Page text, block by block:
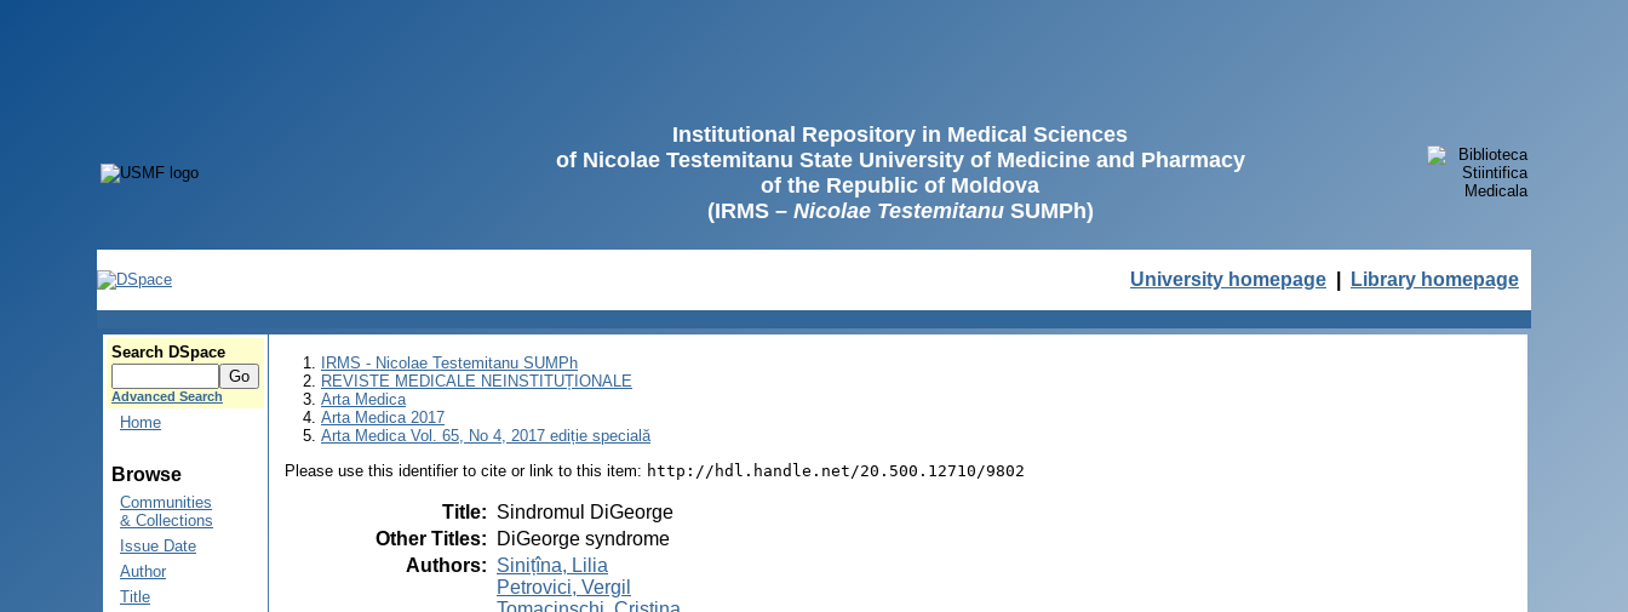
Institutional Repository in Medical Sciences
of Nicolae Testemitanu State University of Medicine and Pharmacy
of the Republic of Moldova
(IRMS – Nicolae TestemitanuSUMPh)
University homepage Library homepage
Search DSpace
Advanced Search
Home
Browse
Communities
& Collections
Issue Date
Author
Title
IRMS - Nicolae Testemitanu SUMPh
REVISTE MEDICALE NEINSTITUȚIONALE
Arta Medica
Arta Medica 2017
Arta Medica Vol. 65, No 4, 2017 ediție specială
Please use this identifier to cite or link to this item: http://hdl.handle.net/20.500.12710/9802
Title: Sindromul DiGeorge
Other Titles:
DiGeorge syndrome
Authors: Sinițîna, Lilia
Petrovici, Vergil